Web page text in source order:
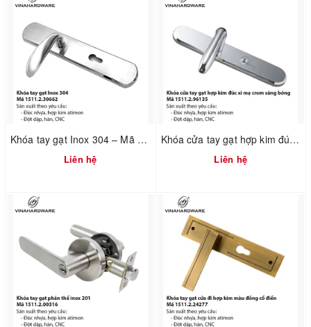
Khóa tay gạt Inox 304 – Mã 1511.2.30662 | Vinahardware
Liên hệ
Khóa cửa tay gạt hợp kim đúc xi mạ crom sáng bóng – Mã 1511.2.96135
Liên hệ